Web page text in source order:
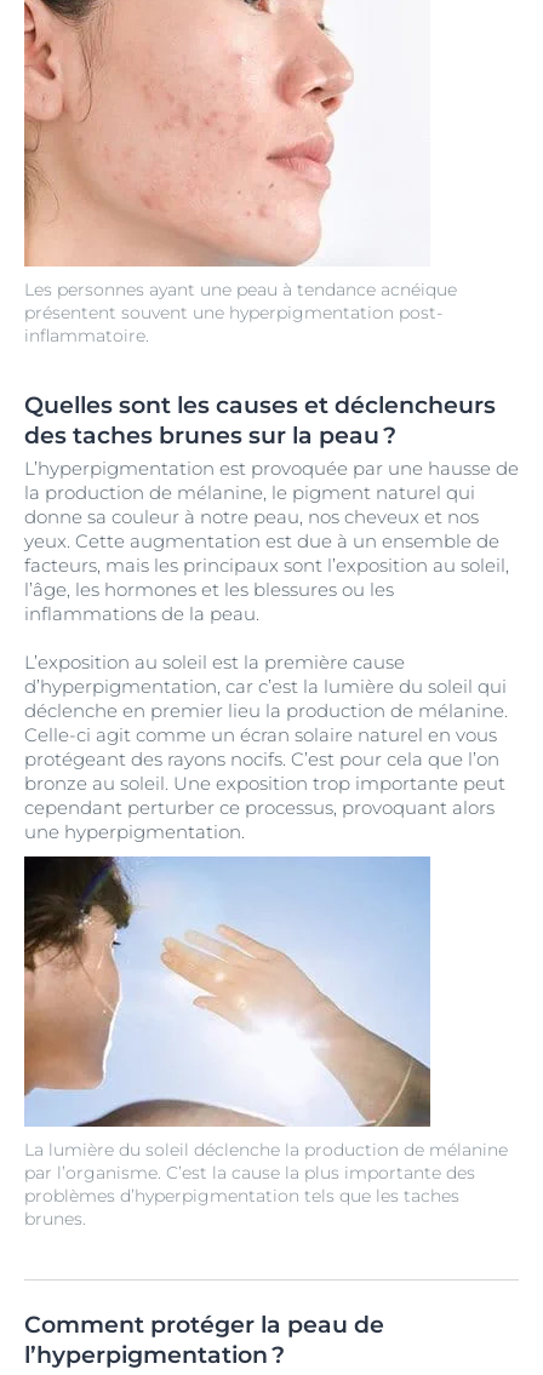
Les personnes ayant une peau à tendance acnéique
présentent souvent une hyperpigmentation post-
inflammatoire.
Quelles sont les causes et déclencheurs
des taches brunes sur la peau ?
La lumière du soleil déclenche la production de mélanine
par l’organisme. C’est la cause la plus importante des
problèmes d’hyperpigmentation tels que les taches
brunes.
L’hyperpigmentation est provoquée par une hausse de
la production de mélanine, le pigment naturel qui
donne sa couleur à notre peau, nos cheveux et nos
yeux. Cette augmentation est due à un ensemble de
facteurs, mais les principaux sont l’exposition au soleil,
l’âge, les hormones et les blessures ou les
inflammations de la peau.
L’exposition au soleil est la première cause
d’hyperpigmentation, car c’est la lumière du soleil qui
déclenche en premier lieu la production de mélanine.
Celle-ci agit comme un écran solaire naturel en vous
protégeant des rayons nocifs. C’est pour cela que l’on
bronze au soleil. Une exposition trop importante peut
cependant perturber ce processus, provoquant alors
une hyperpigmentation.
Comment protéger la peau de
l’hyperpigmentation ?